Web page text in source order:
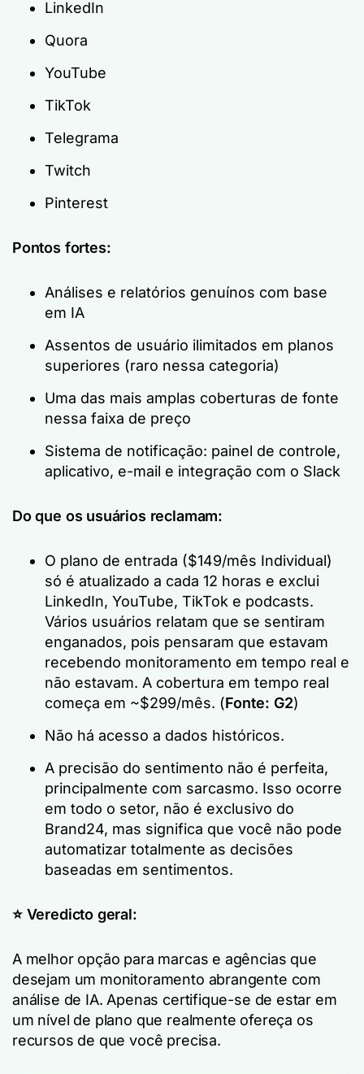
LinkedIn
Quora
YouTube
TikTok
Telegrama
Twitch
Pinterest
Pontos fortes:
Análises e relatórios genuínos com base
em IA
Assentos de usuário ilimitados em planos
superiores (raro nessa categoria)
Uma das mais amplas coberturas de fonte
nessa faixa de preço
Sistema de notificação: painel de controle,
aplicativo, e-mail e integração com o Slack
Do que os usuários reclamam:
O plano de entrada ($149/mês Individual)
só é atualizado a cada 12 horas e exclui
LinkedIn, YouTube, TikTok e podcasts.
Vários usuários relatam que se sentiram
enganados, pois pensaram que estavam
recebendo monitoramento em tempo real e
não estavam. A cobertura em tempo real
começa em ~$299/mês. (Fonte: G2)
Não há acesso a dados históricos.
A precisão do sentimento não é perfeita,
principalmente com sarcasmo. Isso ocorre
em todo o setor, não é exclusivo do
Brand24, mas significa que você não pode
automatizar totalmente as decisões
baseadas em sentimentos.
⭐️ Veredicto geral:
A melhor opção para marcas e agências que
desejam um monitoramento abrangente com
análise de IA. Apenas certifique-se de estar em
um nível de plano que realmente ofereça os
recursos de que você precisa.